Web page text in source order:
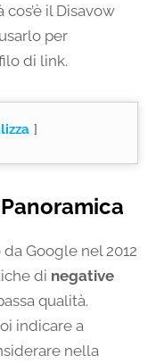
il Disavow
per
di link.
Google nel 2012
di negative
qualità.
indicare a
nella